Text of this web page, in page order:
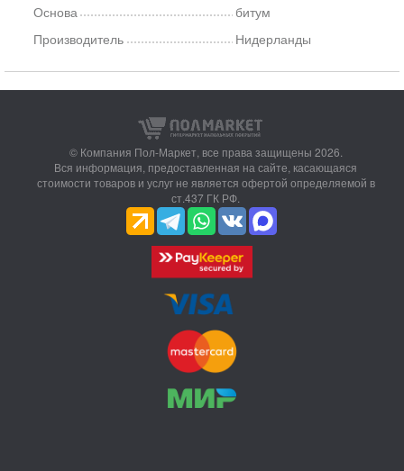
Основа
битум
Производитель
Нидерланды
© Компания Пол-Маркет, все права защищены 2026.
Вся информация, предоставленная на сайте, касающаяся
стоимости товаров и услуг не является офертой определяемой в
ст.437 ГК РФ.